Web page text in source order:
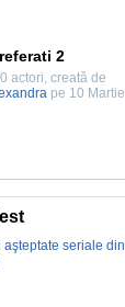
2
actori, creată de
pe 10 Martie
aşteptate seriale din